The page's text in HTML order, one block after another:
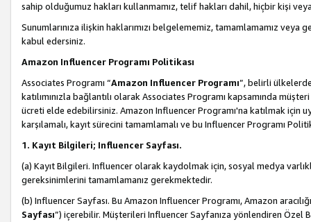
sahip olduğumuz hakları kullanmamız, telif hakları dahil, hiçbir kişi
Sunumlarınıza ilişkin haklarımızı belgelememiz, tamamlamamız
kabul edersiniz.
Amazon Influencer Programı Politikası
Associates Programı “Amazon Influencer Programı”, belirli
katılımınızla bağlantılı olarak Associates Programı kapsamında
ücreti elde edebilirsiniz. Amazon Influencer Programı'na katılmak için
karşılamalı, kayıt sürecini tamamlamalı ve bu Influencer Programı
1. Kayıt Bilgileri; Influencer Sayfası.
(a) Kayıt Bilgileri. Influencer olarak kaydolmak için, sosyal medya
gereksinimlerini tamamlamanız gerekmektedir.
(b) Influencer Sayfası. Bu Amazon Influencer Programı, Amazon
Sayfası”) içerebilir. Müşterileri Influencer Sayfanıza yönlendiren Özel